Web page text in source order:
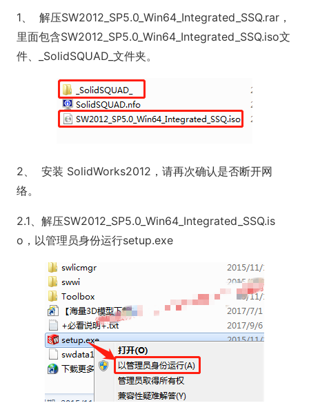
1、 解压SW2012_SP5.0_Win64_Integrated_SSQ.rar，
里面包含SW2012_SP5.0_Win64_Integrated_SSQ.iso文
件、_SolidSQUAD_文件夹。
2、 安装 SolidWorks2012，请再次确认是否断开网
络。
2.1、解压SW2012_SP5.0_Win64_Integrated_SSQ.is
o，以管理员身份运行setup.exe